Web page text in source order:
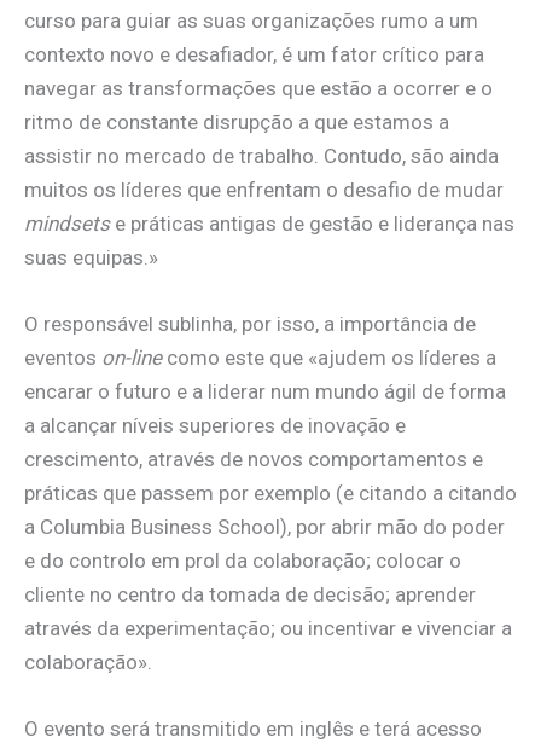
curso para guiar as suas organizações rumo a um
contexto novo e desafiador, é um fator crítico para
navegar as transformações que estão a ocorrer e o
ritmo de constante disrupção a que estamos a
assistir no mercado de trabalho. Contudo, são ainda
muitos os líderes que enfrentam o desafio de mudar
mindsetse práticas antigas de gestão e liderança nas
suas equipas.»
O responsável sublinha, por isso, a importância de
eventos on-linecomo este que «ajudem os líderes a
encarar o futuro e a liderar num mundo ágil de forma
a alcançar níveis superiores de inovação e
crescimento, através de novos comportamentos e
práticas que passem por exemplo (e citando a citando
a Columbia Business School), por abrir mão do poder
e do controlo em prol da colaboração; colocar o
cliente no centro da tomada de decisão; aprender
através da experimentação; ou incentivar e vivenciar a
colaboração».
O evento será transmitido em inglês e terá acesso